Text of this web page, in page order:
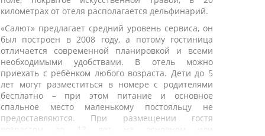
километрах от отеля располагается дельфинарий.
«Салют» предлагает средний уровень сервиса, он
был построен в 2008 году, а потому гостиница
отличается современной планировкой и всеми
необходимыми удобствами. В отель можно
приехать с ребёнком любого возраста. Дети до 5
лет могут разместиться в номере с родителями
бесплатно – при этом питание и основное
спальное место маленькому постояльцу не
предоставляются. При размещении гостя
возрастом до 13 лет на основном или